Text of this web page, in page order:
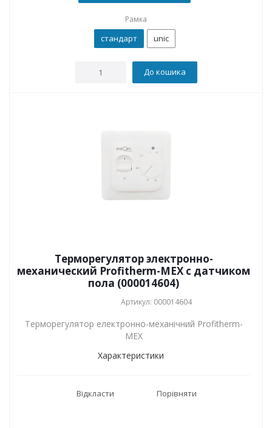
Рамка
стандарт unic
До кошика
Терморегулятор электронно-
механический Profitherm-MEX с датчиком
пола (000014604)
Артикул: 000014604
Терморегулятор електронно-механічний Profitherm-
MEX
Характеристики
Відкласти Порівняти